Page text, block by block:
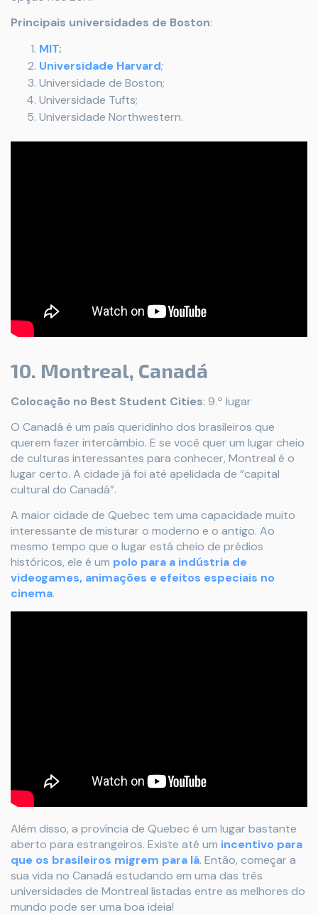
Principais universidades de Boston:
MIT;
Universidade Harvard;
Universidade de Boston;
Universidade Tufts;
Universidade Northwestern.
10. Montreal, Canadá
Colocação no Best Student Cities: 9.º lugar
O Canadá é um país queridinho dos brasileiros que
querem fazer intercâmbio. E se você quer um lugar cheio
de culturas interessantes para conhecer, Montreal é o
lugar certo. A cidade já foi até apelidada de “capital
cultural do Canadá”.
A maior cidade de Quebec tem uma capacidade muito
interessante de misturar o moderno e o antigo. Ao
mesmo tempo que o lugar está cheio de prédios
históricos, ele é um polo para a indústria de
videogames, animações e efeitos especiais no
cinema.
Além disso, a província de Quebec é um lugar bastante
aberto para estrangeiros. Existe até um incentivo para
que os brasileiros migrem para lá. Então, começar a
sua vida no Canadá estudando em uma das três
universidades de Montreal listadas entre as melhores do
mundo pode ser uma boa ideia!